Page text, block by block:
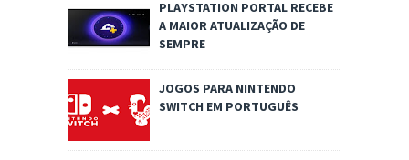
PLAYSTATION PORTAL RECEBE
A MAIOR ATUALIZAÇÃO DE
SEMPRE
JOGOS PARA NINTENDO
SWITCH EM PORTUGUÊS